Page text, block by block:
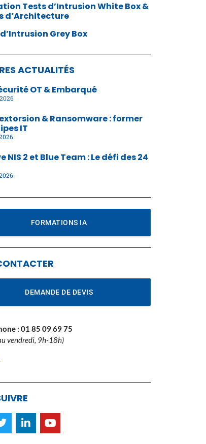
Tests d’Intrusion White Box &
d’Architecture
Grey Box
ACTUALITÉS
OT & Embarqué
& Ransomware : former
IT
NIS 2 et Blue Team : Le défi des 24
FORMATIONS IA
DEMANDE DE DEVIS
: 01 85 09 69 75
vendredi, 9h-18h)